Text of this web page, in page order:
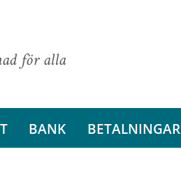
för alla
BANK BETALNINGAR